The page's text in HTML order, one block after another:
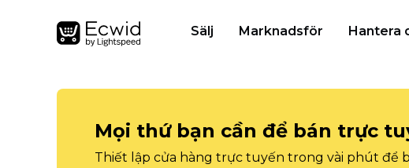
Sälj Marknadsför Hantera
Mọi thứ bạn cần để bán trực
Thiết lập cửa hàng trực tuyến trong vài phút để